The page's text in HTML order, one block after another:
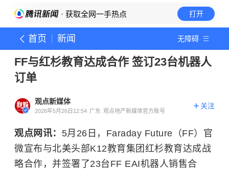
· 获取全网一手热点 打开
首页 新闻 无障碍
FF与红杉教育达成合作 签订23台机器人
订单
观点新媒体
2026年5月26日12:54 广东 观点地产新媒体官方账号
关注
观点网讯： 5月26日，Faraday Future（FF）官
微宣布与北美头部K12教育集团红杉教育达成战
略合作，并签署了23台FF EAI机器人销售合